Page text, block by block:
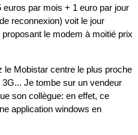
par mois + 1 euro par jour
reconnexion) voit le jour
le modem à moitié prix
le Mobistar centre le plus proche
Je tombe sur un vendeur
son collègue: en effet, ce
application windows en